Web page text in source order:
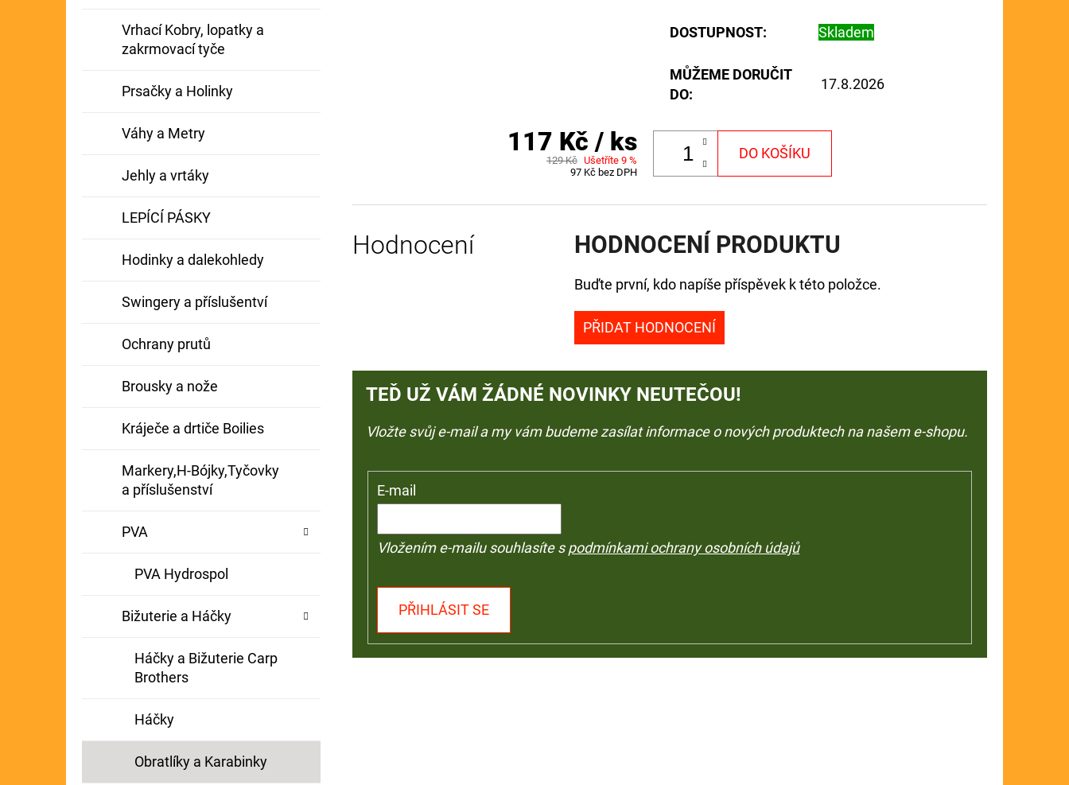
Vrhací Kobry, lopatky a
zakrmovací tyče
Prsačky a Holinky
Váhy a Metry
Jehly a vrtáky
LEPÍCÍ PÁSKY
Hodinky a dalekohledy
Swingery a příslušentví
Ochrany prutů
Brousky a nože
Kráječe a drtiče Boilies
Markery,H-Bójky,Tyčovky
a příslušenství
PVA
PVA Hydrospol
Bižuterie a Háčky
Háčky a Bižuterie Carp
Brothers
Háčky
Obratlíky a Karabinky
DOSTUPNOST: Skladem
MŮŽEME DORUČIT
DO:
17.8.2026
117 Kč / ks
129 Kč Ušetříte 9 %
97 Kč bez DPH
DO KOŠÍKU
Hodnocení HODNOCENÍ PRODUKTU
Buďte první, kdo napíše příspěvek k této položce.
PŘIDAT HODNOCENÍ
TEĎ UŽ VÁM ŽÁDNÉ NOVINKY NEUTEČOU!
Vložte svůj e-mail a my vám budeme zasílat informace o nových produktech na našem e-shopu.
E-mail
Vložením e-mailu souhlasíte spodmínkami ochrany osobních údajů
PŘIHLÁSIT SE